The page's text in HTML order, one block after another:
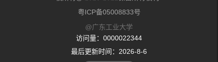
粤ICP备05008833号
@广东工业大学
访问量： 0000022344
最后更新时间： 2026-8-6